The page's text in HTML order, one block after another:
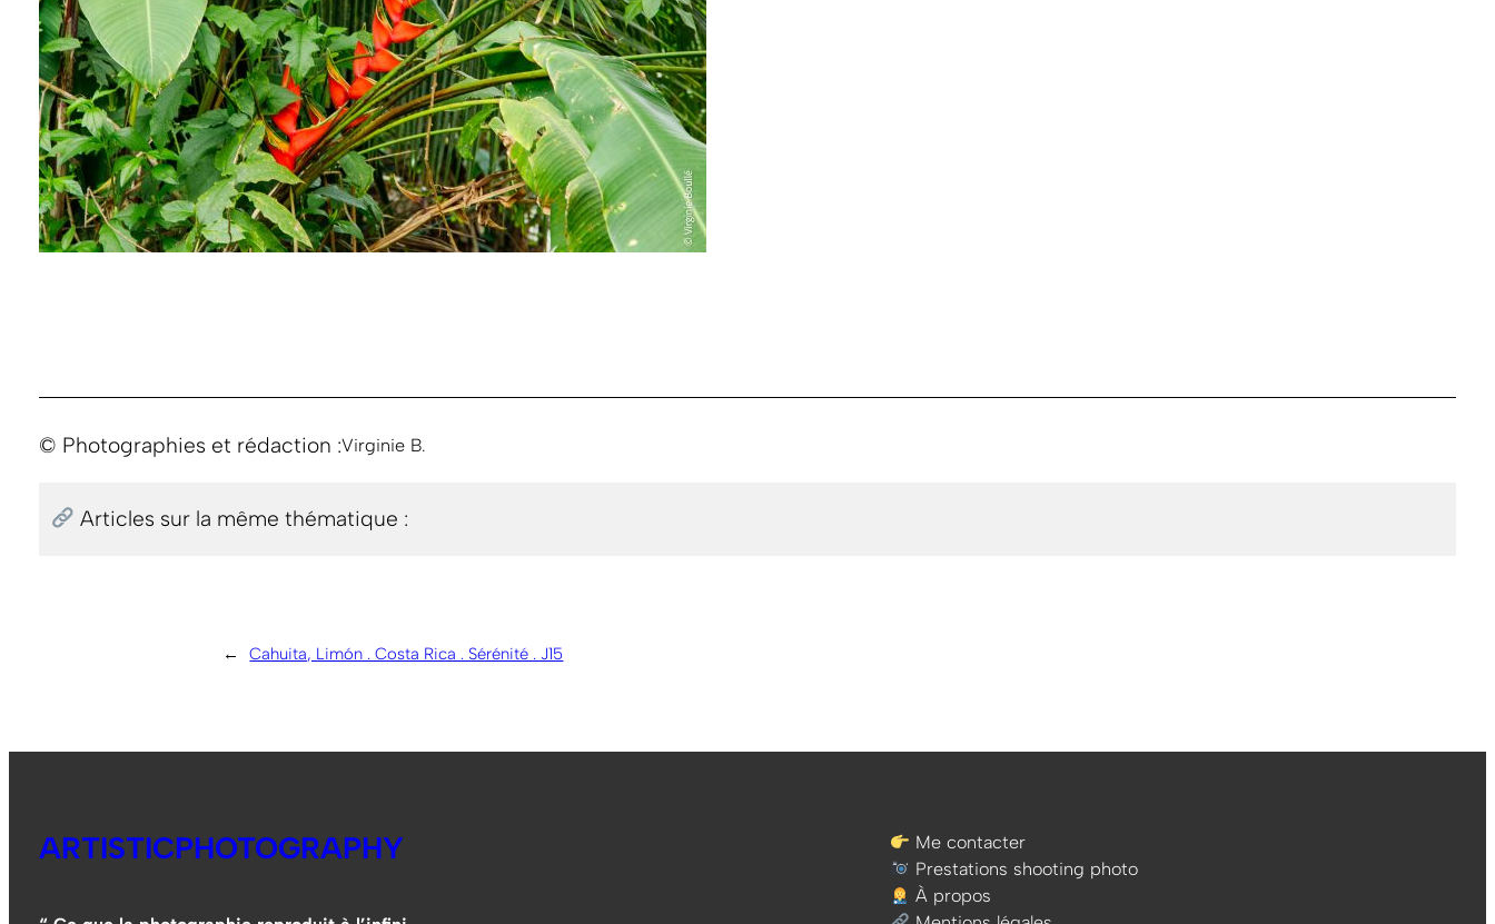
© Photographies et rédaction :Virginie B.
Articles sur la même thématique :
← Cahuita, Limón . Costa Rica . Sérénité . J15
ARTISTICPHOTOGRAPHY
Me contacter
Prestations shooting photo
À propos